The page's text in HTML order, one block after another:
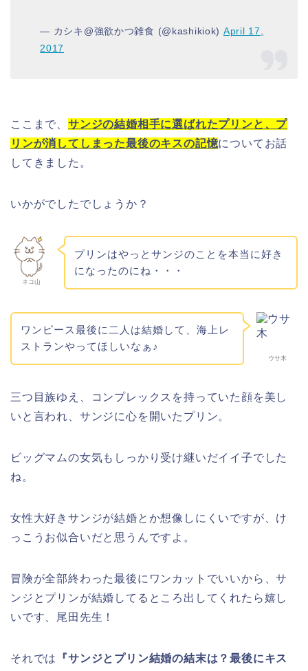
— カシキ@強欲かつ雑食 (@kashikiok) April 17,
2017
ここまで、 サンジの結婚相手に選ばれたプリンと、プ
リンが消してしまった最後のキスの記憶についてお話
してきました。
いかがでしたでしょうか？
ネコ山
プリンはやっとサンジのことを本当に好き
になったのにね・・・
ウサ木
ワンピース最後に二人は結婚して、海上レ
ストランやってほしいなぁ♪
三つ目族ゆえ、コンプレックスを持っていた顔を美し
いと言われ、サンジに心を開いたプリン。
ビッグマムの女気もしっかり受け継いだイイ子でした
ね。
女性大好きサンジが結婚とか想像しにくいですが、け
っこうお似合いだと思うんですよ。
冒険が全部終わった最後にワンカットでいいから、サ
ンジとプリンが結婚してるところ出してくれたら嬉し
いです、尾田先生！
それでは
『サンジとプリン結婚の結末は？最後にキス